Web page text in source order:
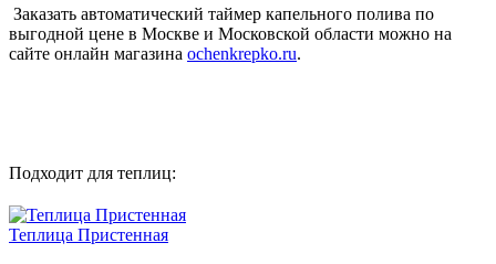
Заказать автоматический таймер капельного полива по
выгодной цене в Москве и Московской области можно на
сайте онлайн магазина ochenkrepko.ru.
Подходит для теплиц:
Теплица Пристенная